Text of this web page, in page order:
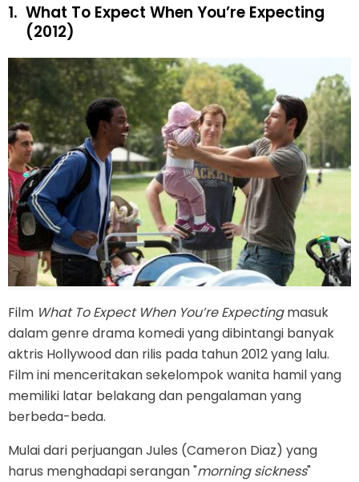
1. What To Expect When You’re Expecting
(2012)
Film What To Expect When You’re Expectingmasuk
dalam genre drama komedi yang dibintangi banyak
aktris Hollywood dan rilis pada tahun 2012 yang lalu.
Film ini menceritakan sekelompok wanita hamil yang
memiliki latar belakang dan pengalaman yang
berbeda-beda.
Mulai dari perjuangan Jules (Cameron Diaz) yang
harus menghadapi serangan "morning sickness"